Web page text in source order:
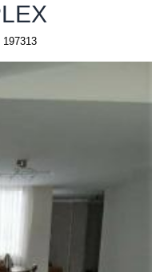
197313